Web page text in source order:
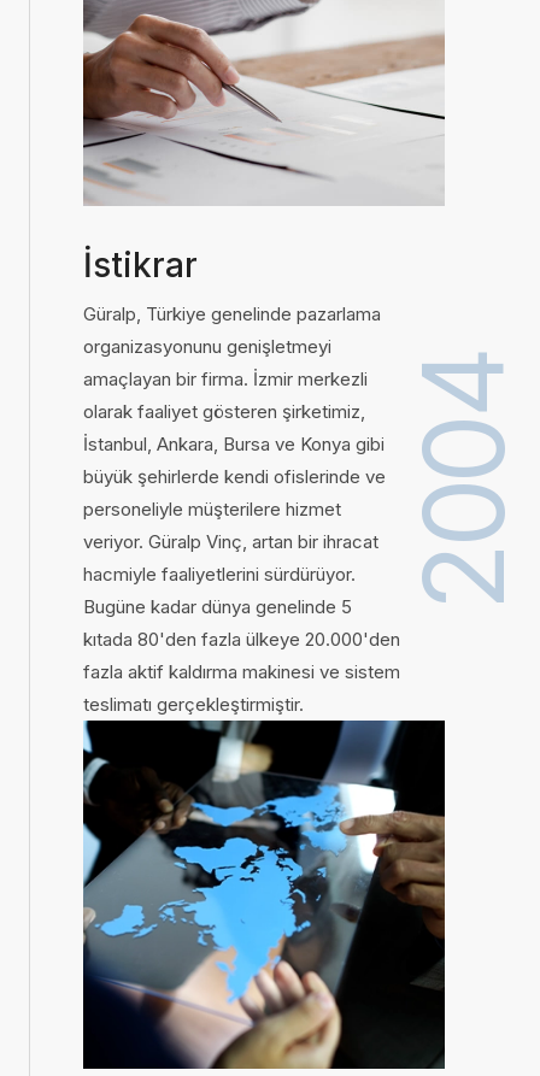
2004
İstikrar
Güralp, Türkiye genelinde pazarlama
organizasyonunu genişletmeyi
amaçlayan bir firma. İzmir merkezli
olarak faaliyet gösteren şirketimiz,
İstanbul, Ankara, Bursa ve Konya gibi
büyük şehirlerde kendi ofislerinde ve
personeliyle müşterilere hizmet
veriyor. Güralp Vinç, artan bir ihracat
hacmiyle faaliyetlerini sürdürüyor.
Bugüne kadar dünya genelinde 5
kıtada 80'den fazla ülkeye 20.000'den
fazla aktif kaldırma makinesi ve sistem
teslimatı gerçekleştirmiştir.